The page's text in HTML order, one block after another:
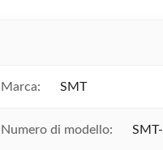
Marca: SMT
Numero di modello: